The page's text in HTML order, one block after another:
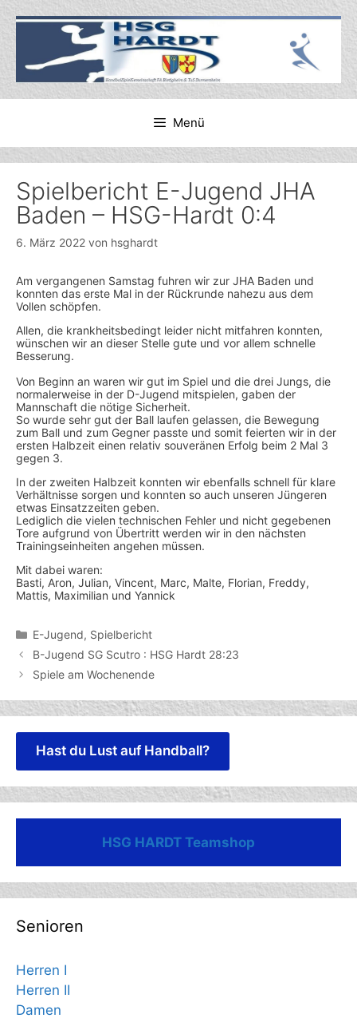
Inhalt
Menü
Spielbericht E-Jugend JHA
Baden – HSG-Hardt 0:4
6. März 2022 von hsghardt
Am vergangenen Samstag fuhren wir zur JHA Baden und
konnten das erste Mal in der Rückrunde nahezu aus dem
Vollen schöpfen.
Allen, die krankheitsbedingt leider nicht mitfahren konnten,
wünschen wir an dieser Stelle gute und vor allem schnelle
Besserung.
Von Beginn an waren wir gut im Spiel und die drei Jungs, die
normalerweise in der D-Jugend mitspielen, gaben der
Mannschaft die nötige Sicherheit.
So wurde sehr gut der Ball laufen gelassen, die Bewegung
zum Ball und zum Gegner passte und somit feierten wir in der
ersten Halbzeit einen relativ souveränen Erfolg beim 2 Mal 3
gegen 3.
In der zweiten Halbzeit konnten wir ebenfalls schnell für klare
Verhältnisse sorgen und konnten so auch unseren Jüngeren
etwas Einsatzzeiten geben.
Lediglich die vielen technischen Fehler und nicht gegebenen
Tore aufgrund von Übertritt werden wir in den nächsten
Trainingseinheiten angehen müssen.
Mit dabei waren:
Basti, Aron, Julian, Vincent, Marc, Malte, Florian, Freddy,
Mattis, Maximilian und Yannick
Kategorien
E-Jugend, Spielbericht
B-Jugend SG Scutro : HSG Hardt 28:23
Spiele am Wochenende
Hast du Lust auf Handball?
HSG HARDT Teamshop
Senioren
Herren I
Herren II
Damen